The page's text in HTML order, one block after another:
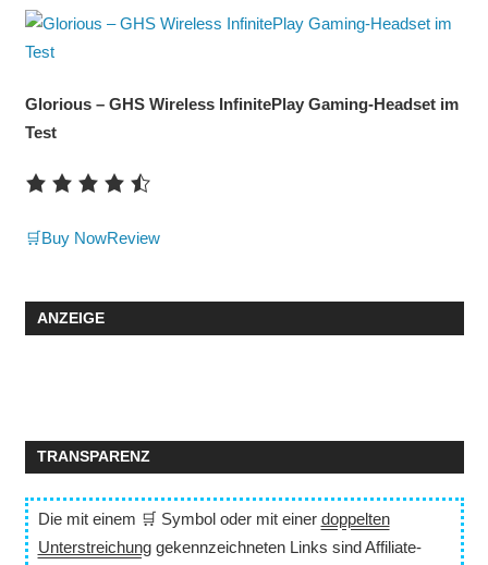
Glorious – GHS Wireless InfinitePlay Gaming-Headset im
Test
🛒Buy NowReview
ANZEIGE
TRANSPARENZ
Die mit einem 🛒 Symbol oder mit einer doppelten
Unterstreichunggekennzeichneten Links sind Affiliate-